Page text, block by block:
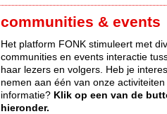
communities & events
Het platform FONK stimuleert met
communities en events interactie
haar lezers en volgers. Heb je
nemen aan één van onze
informatie? Klik op een van de
hieronder.